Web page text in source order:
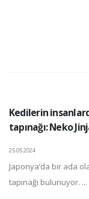
Kedilerin
tapınağı: Neko
25.05.2024
Japonya’da bir ada
tapınağı bulunuyor. ...